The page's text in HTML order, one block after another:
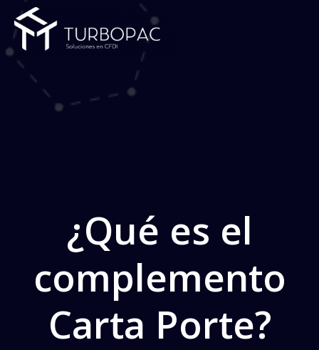
al
contenido
¿Qué es el
complemento
Carta Porte?